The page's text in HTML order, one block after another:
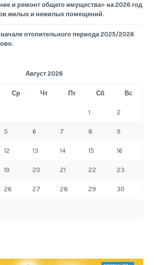
и ремонт общего имущества» на 2026 год
жилых и нежилых помещений.
отопительного периода 2025/2026
Август 2026
Ср Чт Пт Сб Вс
1 2
5 6 7 8 9
12 13 14 15 16
19 20 21 22 23
26 27 28 29 30